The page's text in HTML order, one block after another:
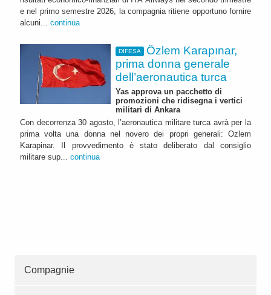
e nel primo semestre 2026, la compagnia ritiene opportuno fornire
alcuni... continua
DIFESA
Özlem Karapınar,
prima donna generale
dell’aeronautica turca
Yas approva un pacchetto di
promozioni che ridisegna i vertici
militari di Ankara
Con decorrenza 30 agosto, l’aeronautica militare turca avrà per la
prima volta una donna nel novero dei propri generali: Ozlem
Karapinar. Il provvedimento è stato deliberato dal consiglio
militare sup... continua
Compagnie